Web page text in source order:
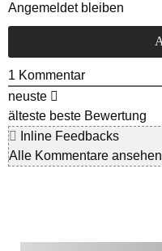
Angemeldet bleiben
1 Kommentar
neuste
älteste beste Bewertung
Inline Feedbacks
Alle Kommentare ansehen